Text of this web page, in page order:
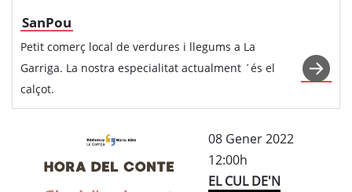
SanPou
Petit comerç local de verdures i llegums a La
Garriga. La nostra especialitat actualment ´és el
calçot.
08 Gener 2022
12:00h
EL CUL DE'N